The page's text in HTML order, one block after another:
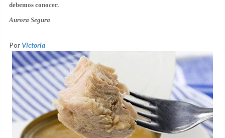
debemos conocer.
Aurora Segura
Por Victoria